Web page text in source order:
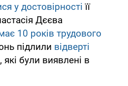
у достовірності її
Дєєва
10 років трудового
підлили відверті
, які були виявлені в